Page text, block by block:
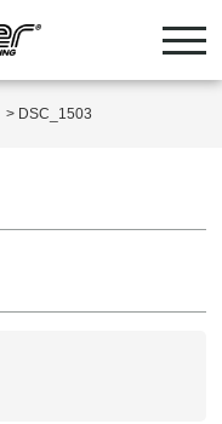
> DSC_1503